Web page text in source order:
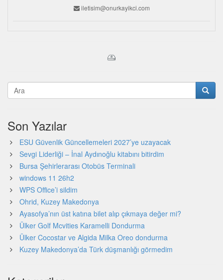
iletisim@onurkayikci.com
Son Yazılar
ESU Güvenlik Güncellemeleri 2027’ye uzayacak
Sevgi Liderliği – İnal Aydınoğlu kitabını bitirdim
Bursa Şehirlerarası Otobüs Terminali
windows 11 26h2
WPS Office’i sildim
Ohrid, Kuzey Makedonya
Ayasofya’nın üst katına bilet alıp çıkmaya değer mi?
Ülker Golf Mcvities Karamelli Dondurma
Ülker Cocostar ve Algida Milka Oreo dondurma
Kuzey Makedonya’da Türk düşmanlığı görmedim